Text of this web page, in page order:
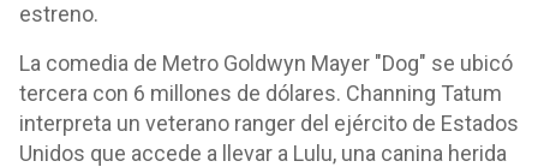
estreno.
La comedia de Metro Goldwyn Mayer "Dog" se ubicó
tercera con 6 millones de dólares. Channing Tatum
interpreta un veterano ranger del ejército de Estados
Unidos que accede a llevar a Lulu, una canina herida